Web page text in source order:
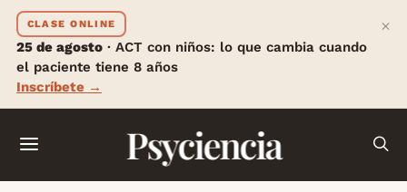
CLASE ONLINE
25 de agosto · ACT con niños: lo que cambia cuando
el paciente tiene 8 años
Inscríbete →
×
Psyciencia